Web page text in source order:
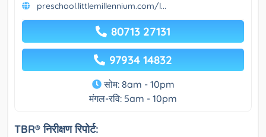
preschool.littlemillennium.com/l...
80713 27131
97934 14832
सोम: 8am - 10pm
मंगल-रवि: 5am - 10pm
TBR® निरीक्षण रिपोर्ट: